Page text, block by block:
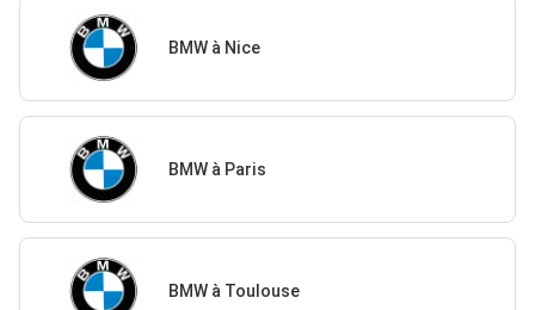
BMW à Nice
BMW à Paris
BMW à Toulouse